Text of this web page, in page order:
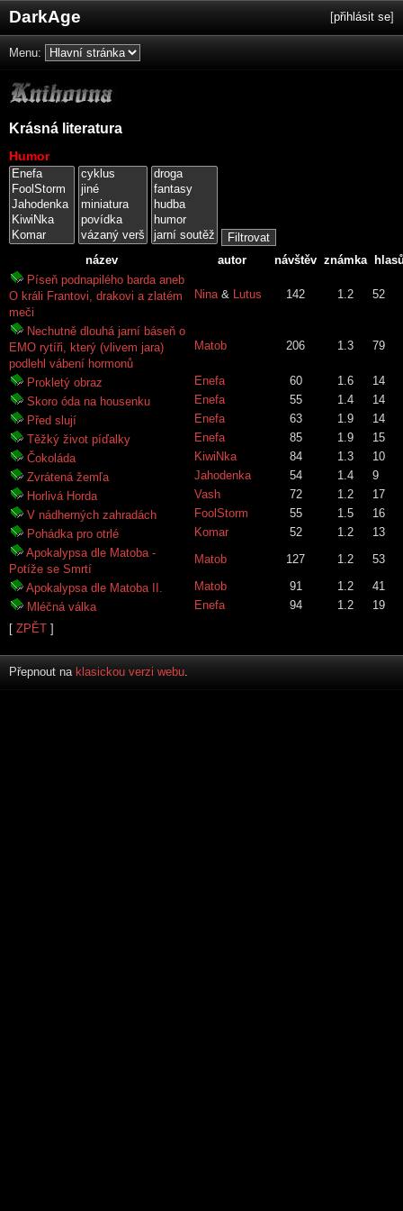
DarkAge [přihlásit se]
Menu:
Krásná literatura
Humor
název autor návštěv známka
Píseň podnapilého barda aneb
O králi Frantovi, drakovi a zlatém
meči
Nina& Lutus 142 1.2 52
Nechutně dlouhá jarní báseň o
EMO rytíři, který (vlivem jara)
podlehl vábení hormonů
Matob 206 1.3 79
Prokletý obraz Enefa 60 1.6
14
Skoro óda na housenku
Enefa 55 1.4
14
Před slují
Enefa 63 1.9
14
Těžký život píďalky
Enefa 85 1.9
15
Čokoláda
KiwiNka 84 1.3
10
Zvrátená žemľa
Jahodenka 54 1.4
9
Horlivá Horda
Vash 72 1.2
17
V nádherných zahradách
FoolStorm 55 1.5
16
Pohádka pro otrlé
Komar 52 1.2
13
Apokalypsa dle Matoba -
Potíže se Smrtí
Matob 127 1.2 53
Apokalypsa dle Matoba II. Matob 91 1.2
41
Mléčná válka
Enefa 94 1.2
19
[ ZPĚT ]
Přepnout na klasickou verzi webu.